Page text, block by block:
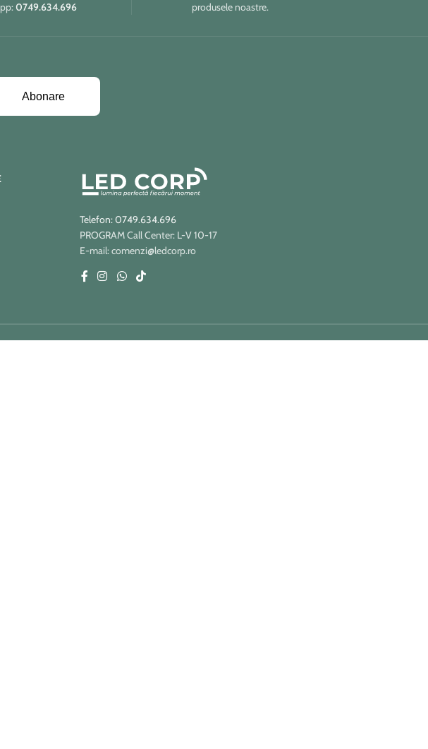
0749.634.696
produsele noastre.
Abonare
Telefon: 0749.634.696
PROGRAM Call Center: L-V 10-17
E-mail: comenzi@ledcorp.ro